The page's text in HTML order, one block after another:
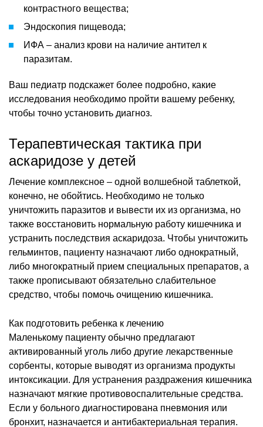
контрастного вещества;
Эндоскопия пищевода;
ИФА – анализ крови на наличие антител к
паразитам.
Ваш педиатр подскажет более подробно, какие
исследования необходимо пройти вашему ребенку,
чтобы точно установить диагноз.
Терапевтическая тактика при
аскаридозе у детей
Лечение комплексное – одной волшебной таблеткой,
конечно, не обойтись. Необходимо не только
уничтожить паразитов и вывести их из организма, но
также восстановить нормальную работу кишечника и
устранить последствия аскаридоза. Чтобы уничтожить
гельминтов, пациенту назначают либо однократный,
либо многократный прием специальных препаратов, а
также прописывают обязательно слабительное
средство, чтобы помочь очищению кишечника.
Как подготовить ребенка к лечению
Маленькому пациенту обычно предлагают
активированный уголь либо другие лекарственные
сорбенты, которые выводят из организма продукты
интоксикации. Для устранения раздражения кишечника
назначают мягкие противовоспалительные средства.
Если у больного диагностирована пневмония или
бронхит, назначается и антибактериальная терапия.